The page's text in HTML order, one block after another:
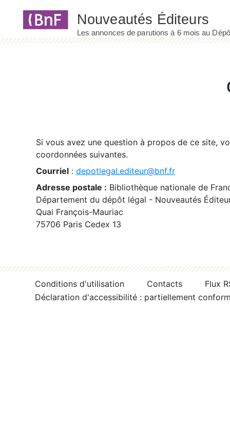
Si vous avez une question à propos de ce site,
coordonnées suivantes.
Courriel : depotlegal.editeur@bnf.fr
Adresse postale : Bibliothèque nationale de
Département du dépôt légal - Nouveautés
Quai François-Mauriac
75706 Paris Cedex 13
Conditions d'utilisation Contacts
Flux
Déclaration d'accessibilité : partiellement